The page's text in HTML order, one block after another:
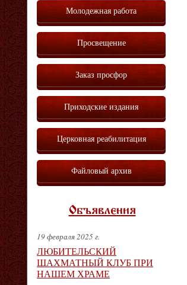
Молодежная работа
Просвещение
Заказ просфор
Приходские издания
Церковная реабилитация
Файловый архив
Объявления
19 февраля 2025 г.
ЛЮБИТЕЛЬСКИЙ
ШАХМАТНЫЙ КЛУБ ПРИ
НАШЕМ ХРАМЕ